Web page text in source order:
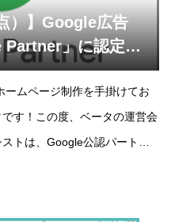
）】Google広告
Partner」に認定さ
ームページ制作を手掛けてお
す！この度、ベータの運営会
トは、Google公認パートナ